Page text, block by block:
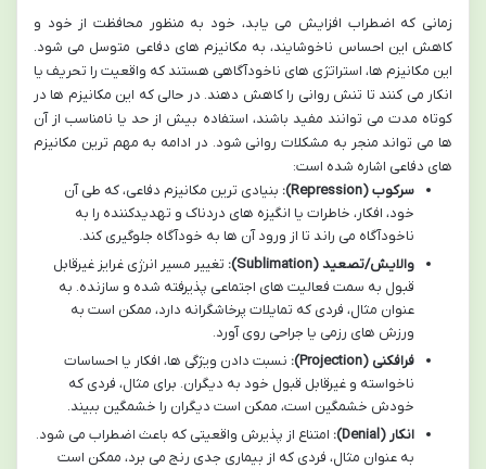
زمانی که اضطراب افزایش می یابد، خود به منظور محافظت از خود و
کاهش این احساس ناخوشایند، به مکانیزم های دفاعی متوسل می شود.
این مکانیزم ها، استراتژی های ناخودآگاهی هستند که واقعیت را تحریف یا
انکار می کنند تا تنش روانی را کاهش دهند. در حالی که این مکانیزم ها در
کوتاه مدت می توانند مفید باشند، استفاده بیش از حد یا نامناسب از آن
ها می تواند منجر به مشکلات روانی شود. در ادامه به مهم ترین مکانیزم
های دفاعی اشاره شده است:
سرکوب (Repression):
بنیادی ترین مکانیزم دفاعی، که طی آن
خود، افکار، خاطرات یا انگیزه های دردناک و تهدیدکننده را به
ناخودآگاه می راند تا از ورود آن ها به خودآگاه جلوگیری کند.
والایش/تصعید (Sublimation):
تغییر مسیر انرژی غرایز غیرقابل
قبول به سمت فعالیت های اجتماعی پذیرفته شده و سازنده. به
عنوان مثال، فردی که تمایلات پرخاشگرانه دارد، ممکن است به
ورزش های رزمی یا جراحی روی آورد.
فرافکنی (Projection):
نسبت دادن ویژگی ها، افکار یا احساسات
ناخواسته و غیرقابل قبول خود به دیگران. برای مثال، فردی که
خودش خشمگین است، ممکن است دیگران را خشمگین ببیند.
انکار (Denial):
امتناع از پذیرش واقعیتی که باعث اضطراب می شود.
به عنوان مثال، فردی که از بیماری جدی رنج می برد، ممکن است